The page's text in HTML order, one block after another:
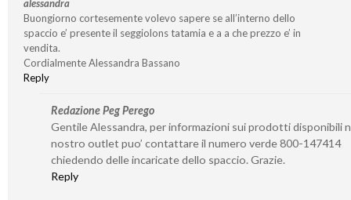
alessandra
Buongiorno cortesemente volevo sapere se all’interno dello
spaccio e’ presente il seggiolons tatamia e a a che prezzo e’ in
vendita.
Cordialmente Alessandra Bassano
Reply
Redazione Peg Perego
Gentile Alessandra, per informazioni sui prodotti disponibili
nostro outlet puo’ contattare il numero verde 800-147414
chiedendo delle incaricate dello spaccio. Grazie.
Reply